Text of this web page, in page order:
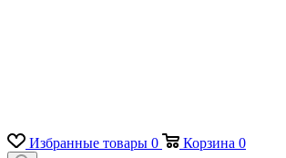
Избранные товары 0 Корзина 0